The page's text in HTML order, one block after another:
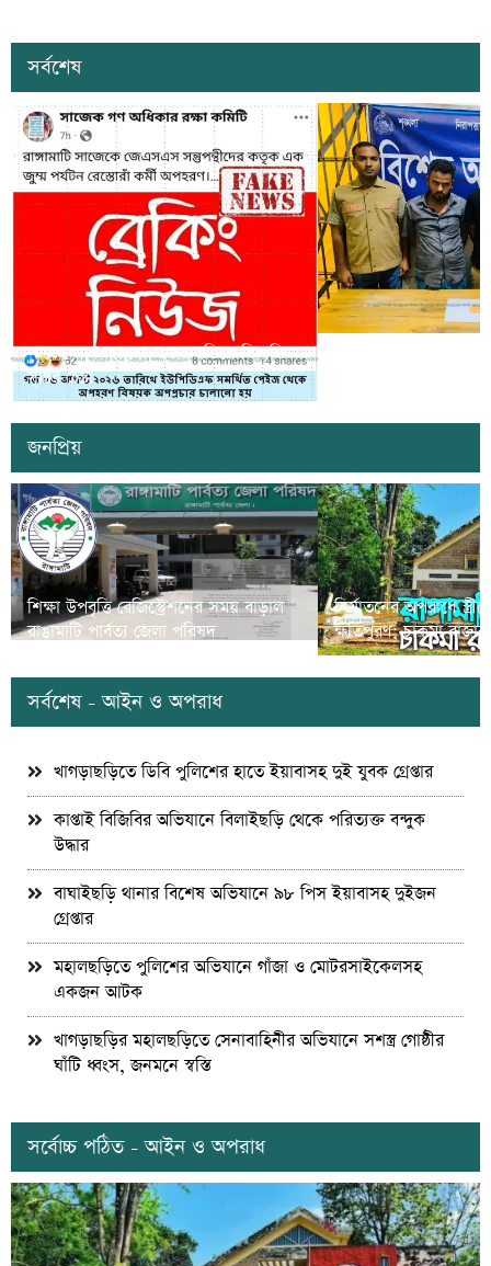
সর্বশেষ
সাজেকে অপহরণের গুজব ছড়িয়ে বিভ্রান্তি
সৃষ্টির চেষ্টা
জনপ্রিয়
শিক্ষা উপবৃত্তি রেজিস্ট্রেশনের সময় বাড়াল
রাঙামাটি পার্বত্য জেলা পরিষদ
নির্যাতনের অপরাধে
ক্ষতিপুরণ; চাকমা
সর্বশেষ - আইন ও অপরাধ
খাগড়াছড়িতে ডিবি পুলিশের হাতে ইয়াবাসহ দুই যুবক গ্রেপ্তার
কাপ্তাই বিজিবির অভিযানে বিলাইছড়ি থেকে পরিত্যক্ত বন্দুক
উদ্ধার
বাঘাইছড়ি থানার বিশেষ অভিযানে ৯৮ পিস ইয়াবাসহ দুইজন
গ্রেপ্তার
মহালছড়িতে পুলিশের অভিযানে গাঁজা ও মোটরসাইকেলসহ
একজন আটক
খাগড়াছড়ির মহালছড়িতে সেনাবাহিনীর অভিযানে সশস্ত্র গোষ্ঠীর
ঘাঁটি ধ্বংস, জনমনে স্বস্তি
সর্বোচ্চ পঠিত - আইন ও অপরাধ